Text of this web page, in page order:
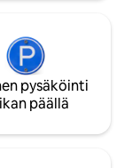
pysäköinti
päällä